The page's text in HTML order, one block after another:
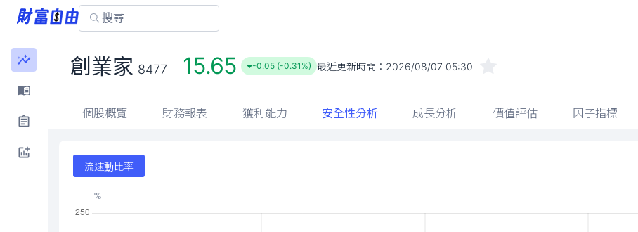
創業家 8477 15.65 -0.05 (-0.31%) 最近更新時間： 2026/08/07 05:30
個股概覽 財務報表 獲利能力 安全性分析 成長分析 價值評估 因子指標
流速動比率